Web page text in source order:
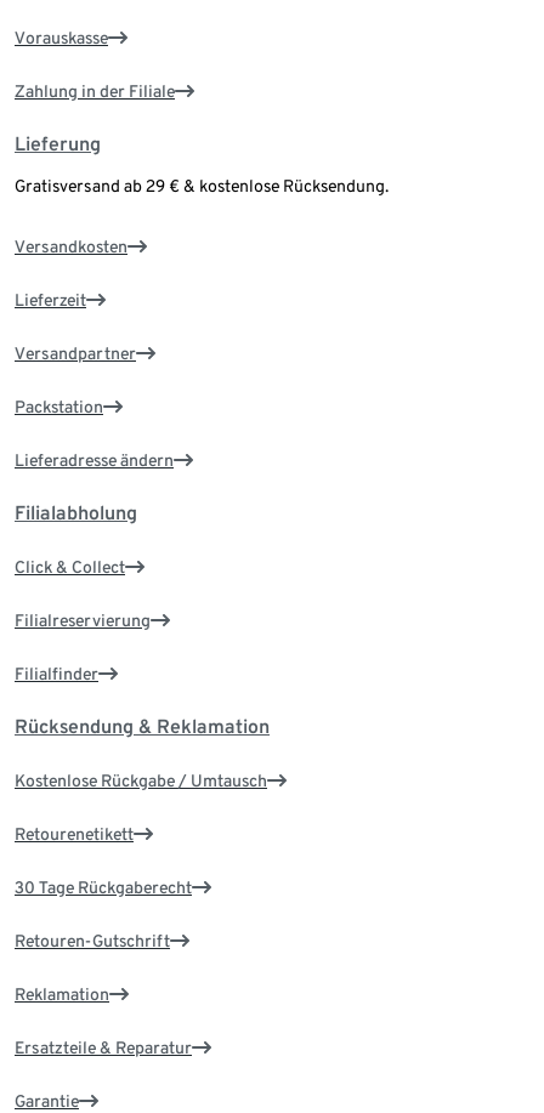
Vorauskasse
Zahlung in der Filiale
Lieferung
Gratisversand ab 29 € & kostenlose Rücksendung.
Versandkosten
Lieferzeit
Versandpartner
Packstation
Lieferadresse ändern
Filialabholung
Click & Collect
Filialreservierung
Filialfinder
Rücksendung & Reklamation
Kostenlose Rückgabe / Umtausch
Retourenetikett
30 Tage Rückgaberecht
Retouren-Gutschrift
Reklamation
Ersatzteile & Reparatur
Garantie